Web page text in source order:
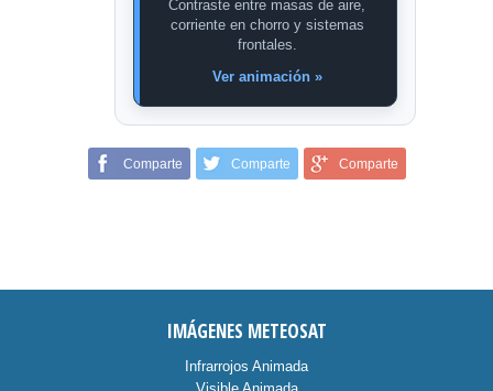
Contraste entre masas de aire,
corriente en chorro y sistemas
frontales.
Ver animación »
Comparte Comparte Comparte
IMÁGENES METEOSAT
Infrarrojos Animada